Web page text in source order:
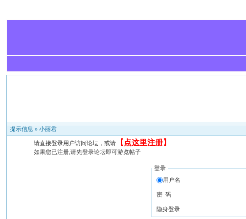
提示信息 »小丽君
请直接登录用户访问论坛，或请 【 点这里注册】
如果您已注册,请先登录论坛即可游览帖子
登录
用户名
密 码
隐身登录